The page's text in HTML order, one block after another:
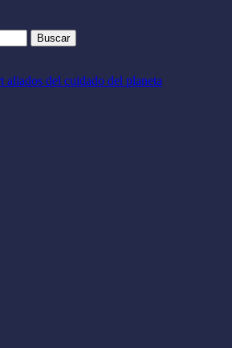
Buscar
aliados del cuidado del planeta